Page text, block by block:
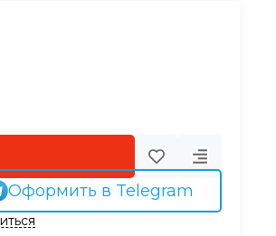
Оформить в Telegram